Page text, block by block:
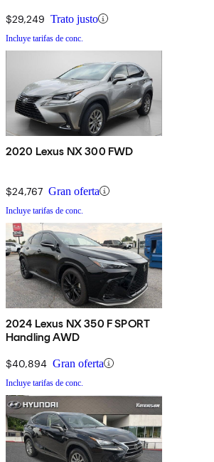
$29,249 Trato justo
Incluye tarifas de conc.
2020 Lexus NX 300 FWD
$24,767 Gran oferta
Incluye tarifas de conc.
2024 Lexus NX 350 F SPORT
Handling AWD
$40,894 Gran oferta
Incluye tarifas de conc.